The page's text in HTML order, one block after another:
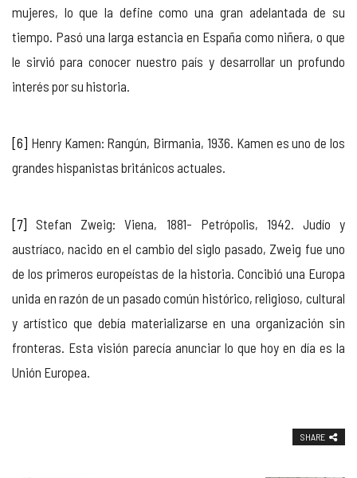
mujeres, lo que la define como una gran adelantada de su
tiempo. Pasó una larga estancia en España como niñera, o que
le sirvió para conocer nuestro país y desarrollar un profundo
interés por su historia.
[6] Henry Kamen: Rangún, Birmania, 1936. Kamen es uno de los
grandes hispanistas británicos actuales.
[7] Stefan Zweig: Viena, 1881- Petrópolis, 1942. Judío y
austríaco, nacido en el cambio del siglo pasado, Zweig fue uno
de los primeros europeístas de la historia. Concibió una Europa
unida en razón de un pasado común histórico, religioso, cultural
y artístico que debía materializarse en una organización sin
fronteras. Esta visión parecía anunciar lo que hoy en día es la
Unión Europea.
SHARE